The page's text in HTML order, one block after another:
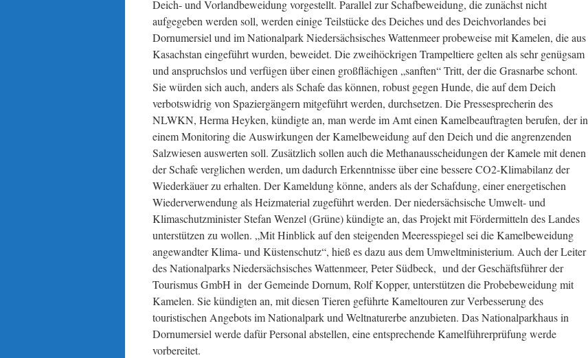
Deich- und Vorlandbeweidung vorgestellt. Parallel zur Schafbeweidung, die zunächst nicht
aufgegeben werden soll, werden einige Teilstücke des Deiches und des Deichvorlandes bei
Dornumersiel und im Nationalpark Niedersächsisches Wattenmeer probeweise mit Kamelen, die aus
Kasachstan eingeführt wurden, beweidet. Die zweihöckrigen Trampeltiere gelten als sehr genügsam
und anspruchslos und verfügen über einen großflächigen „sanften“ Tritt, der die Grasnarbe schont.
Sie würden sich auch, anders als Schafe das können, robust gegen Hunde, die auf dem Deich
verbotswidrig von Spaziergängern mitgeführt werden, durchsetzen. Die Pressesprecherin des
NLWKN, Herma Heyken, kündigte an, man werde im Amt einen Kamelbeauftragten berufen, der in
einem Monitoring die Auswirkungen der Kamelbeweidung auf den Deich und die angrenzenden
Salzwiesen auswerten soll. Zusätzlich sollen auch die Methanausscheidungen der Kamele mit denen
der Schafe verglichen werden, um dadurch Erkenntnisse über eine bessere CO2-Klimabilanz der
Wiederkäuer zu erhalten. Der Kameldung könne, anders als der Schafdung, einer energetischen
Wiederverwendung als Heizmaterial zugeführt werden. Der niedersächsische Umwelt- und
Klimaschutzminister Stefan Wenzel (Grüne) kündigte an, das Projekt mit Fördermitteln des Landes
unterstützen zu wollen. „Mit Hinblick auf den steigenden Meeresspiegel sei die Kamelbeweidung
angewandter Klima- und Küstenschutz“, hieß es dazu aus dem Umweltministerium. Auch der Leiter
des Nationalparks Niedersächsisches Wattenmeer, Peter Südbeck, und der Geschäftsführer der
Tourismus GmbH in der Gemeinde Dornum, Rolf Kopper, unterstützen die Probebeweidung mit
Kamelen. Sie kündigten an, mit diesen Tieren geführte Kameltouren zur Verbesserung des
touristischen Angebots im Nationalpark und Weltnaturerbe anzubieten. Das Nationalparkhaus in
Dornumersiel werde dafür Personal abstellen, eine entsprechende Kamelführerprüfung werde
vorbereitet.